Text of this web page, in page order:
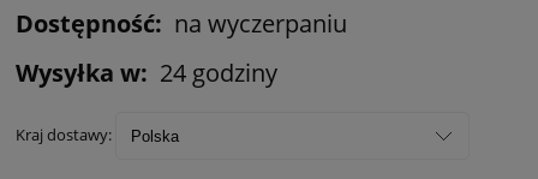
Dostępność: na wyczerpaniu
Wysyłka w: 24 godziny
Kraj dostawy: